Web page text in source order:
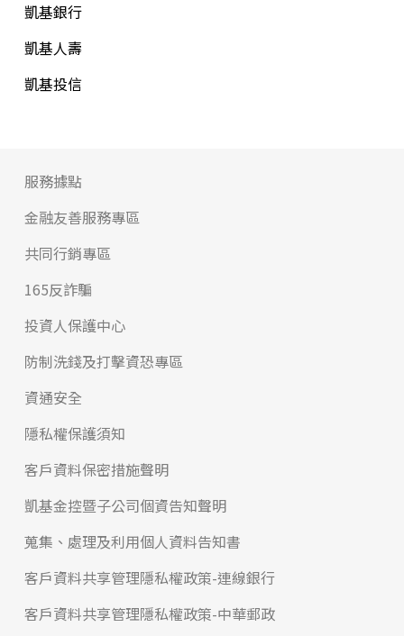
凱基銀行
凱基人壽
凱基投信
服務據點
金融友善服務專區
共同行銷專區
165反詐騙
投資人保護中心
防制洗錢及打擊資恐專區
資通安全
隱私權保護須知
客戶資料保密措施聲明
凱基金控暨子公司個資告知聲明
蒐集、處理及利用個人資料告知書
客戶資料共享管理隱私權政策-連線銀行
客戶資料共享管理隱私權政策-中華郵政